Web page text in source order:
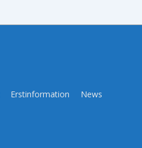
Erstinformation News